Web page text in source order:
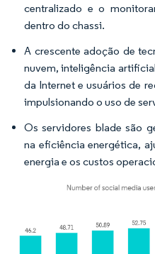
centralizado e o
dentro do chassi.
A crescente adoção de
nuvem, inteligência
da Internet e usuários de
impulsionando o uso de
Os servidores blade são
na eficiência energética,
energia e os custos